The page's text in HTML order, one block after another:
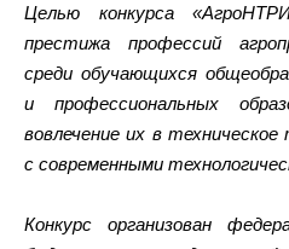
Целью конкурса
престижа профессий
среди обучающихся
и профессиональных
вовлечение их в
с современными
Конкурс организован